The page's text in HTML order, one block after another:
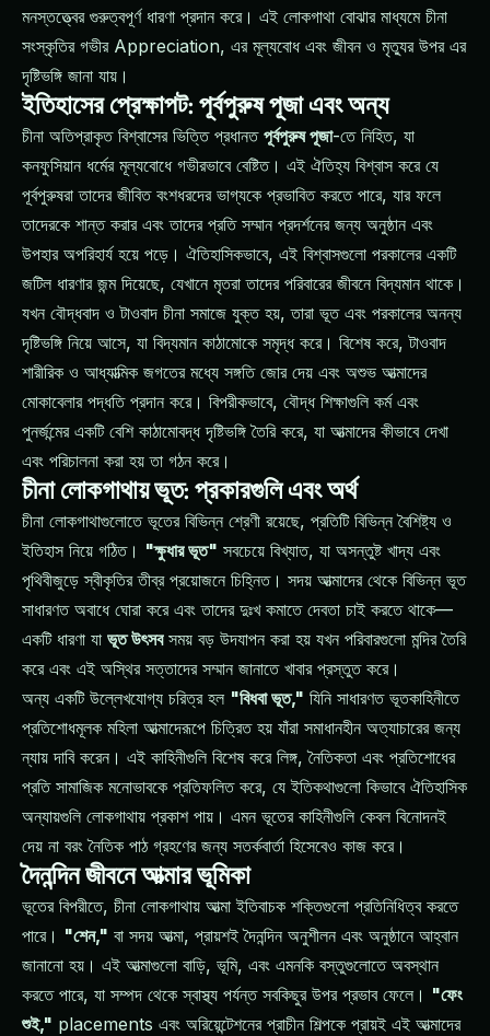
মনস্তত্ত্বের গুরুত্বপূর্ণ ধারণা প্রদান করে। এই লোকগাথা বোঝার মাধ্যমে চীনা
সংস্কৃতির গভীর Appreciation, এর মূল্যবোধ এবং জীবন ও মৃত্যুর উপর এর
দৃষ্টিভঙ্গি জানা যায়।
ইতিহাসের প্রেক্ষাপট: পূর্বপুরুষ পূজা এবং অন্য
চীনা অতিপ্রাকৃত বিশ্বাসের ভিত্তি প্রধানত পূর্বপুরুষ পূজা-তে নিহিত, যা
কনফুসিয়ান ধর্মের মূল্যবোধে গভীরভাবে বেষ্টিত। এই ঐতিহ্য বিশ্বাস করে যে
পূর্বপুরুষরা তাদের জীবিত বংশধরদের ভাগ্যকে প্রভাবিত করতে পারে, যার ফলে
তাদেরকে শান্ত করার এবং তাদের প্রতি সম্মান প্রদর্শনের জন্য অনুষ্ঠান এবং
উপহার অপরিহার্য হয়ে পড়ে। ঐতিহাসিকভাবে, এই বিশ্বাসগুলো পরকালের একটি
জটিল ধারণার জন্ম দিয়েছে, যেখানে মৃতরা তাদের পরিবারের জীবনে বিদ্যমান থাকে।
যখন বৌদ্ধবাদ ও টাওবাদ চীনা সমাজে যুক্ত হয়, তারা ভূত এবং পরকালের অনন্য
দৃষ্টিভঙ্গি নিয়ে আসে, যা বিদ্যমান কাঠামোকে সমৃদ্ধ করে। বিশেষ করে, টাওবাদ
শারীরিক ও আধ্যাত্মিক জগতের মধ্যে সঙ্গতি জোর দেয় এবং অশুভ আত্মাদের
মোকাবেলার পদ্ধতি প্রদান করে। বিপরীকভাবে, বৌদ্ধ শিক্ষাগুলি কর্ম এবং
পুনর্জন্মের একটি বেশি কাঠামোবদ্ধ দৃষ্টিভঙ্গি তৈরি করে, যা আত্মাদের কীভাবে দেখা
এবং পরিচালনা করা হয় তা গঠন করে।
চীনা লোকগাথায় ভূত: প্রকারগুলি এবং অর্থ
চীনা লোকগাথাগুলোতে ভূতের বিভিন্ন শ্রেণী রয়েছে, প্রতিটি বিভিন্ন বৈশিষ্ট্য ও
ইতিহাস নিয়ে গঠিত। "ক্ষুধার ভূত" সবচেয়ে বিখ্যাত, যা অসন্তুষ্ট খাদ্য এবং
পৃথিবীজুড়ে স্বীকৃতির তীব্র প্রয়োজনে চিহ্নিত। সদয় আত্মাদের থেকে বিভিন্ন ভূত
সাধারণত অবাধে ঘোরা করে এবং তাদের দুঃখ কমাতে দেবতা চাই করতে থাকে—
একটি ধারণা যা ভূত উৎসবসময় বড় উদযাপন করা হয় যখন পরিবারগুলো মন্দির তৈরি
করে এবং এই অস্থির সত্তাদের সম্মান জানাতে খাবার প্রস্তুত করে।
অন্য একটি উল্লেখযোগ্য চরিত্র হল "বিধবা ভূত," যিনি সাধারণত ভূতকাহিনীতে
প্রতিশোধমূলক মহিলা আত্মাদেরূপে চিত্রিত হয় যাঁরা সমাধানহীন অত্যাচারের জন্য
ন্যায় দাবি করেন। এই কাহিনীগুলি বিশেষ করে লিঙ্গ, নৈতিকতা এবং প্রতিশোধের
প্রতি সামাজিক মনোভাবকে প্রতিফলিত করে, যে ইতিকথাগুলো কিভাবে ঐতিহাসিক
অন্যায়গুলি লোকগাথায় প্রকাশ পায়। এমন ভূতের কাহিনীগুলি কেবল বিনোদনই
দেয় না বরং নৈতিক পাঠ গ্রহণের জন্য সতর্কবার্তা হিসেবেও কাজ করে।
দৈনন্দিন জীবনে আত্মার ভূমিকা
ভূতের বিপরীতে, চীনা লোকগাথায় আত্মা ইতিবাচক শক্তিগুলো প্রতিনিধিত্ব করতে
পারে। "শেন," বা সদয় আত্মা, প্রায়শই দৈনন্দিন অনুশীলন এবং অনুষ্ঠানে আহ্বান
জানানো হয়। এই আত্মাগুলো বাড়ি, ভূমি, এবং এমনকি বস্তুগুলোতে অবস্থান
করতে পারে, যা সম্পদ থেকে স্বাস্থ্য পর্যন্ত সবকিছুর উপর প্রভাব ফেলে। "ফেং
শুই," placements এবং অরিয়েন্টেশনের প্রাচীন শিল্পকে প্রায়ই এই আত্মাদের